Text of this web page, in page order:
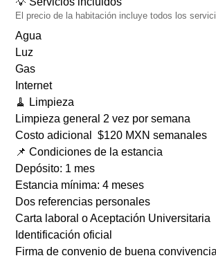
El precio de la habitación incluye todos los
Agua
Luz
Gas
Internet
🧹 Limpieza
Limpieza general 2 vez por semana
Costo adicional
$120 MXN semanales
📌 Condiciones de la estancia
Depósito: 1 mes
Estancia mínima: 4 meses
Dos referencias personales
Carta laboral o Aceptación Universitaria
Identificación oficial
Firma de convenio de buena convivencia